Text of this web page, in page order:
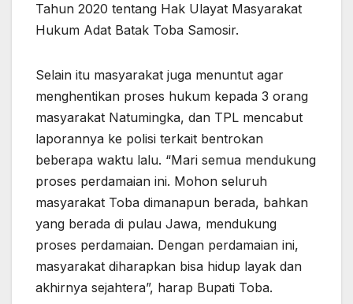
Tahun 2020 tentang Hak Ulayat Masyarakat
Hukum Adat Batak Toba Samosir.
Selain itu masyarakat juga menuntut agar
menghentikan proses hukum kepada 3 orang
masyarakat Natumingka, dan TPL mencabut
laporannya ke polisi terkait bentrokan
beberapa waktu lalu. “Mari semua mendukung
proses perdamaian ini. Mohon seluruh
masyarakat Toba dimanapun berada, bahkan
yang berada di pulau Jawa, mendukung
proses perdamaian. Dengan perdamaian ini,
masyarakat diharapkan bisa hidup layak dan
akhirnya sejahtera”, harap Bupati Toba.